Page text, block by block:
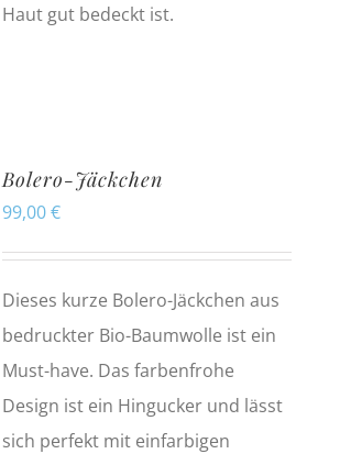
Haut gut bedeckt ist.
Bolero-Jäckchen
99,00€
Dieses kurze Bolero-Jäckchen aus
bedruckter Bio-Baumwolle ist ein
Must-have. Das farbenfrohe
Design ist ein Hingucker und lässt
sich perfekt mit einfarbigen